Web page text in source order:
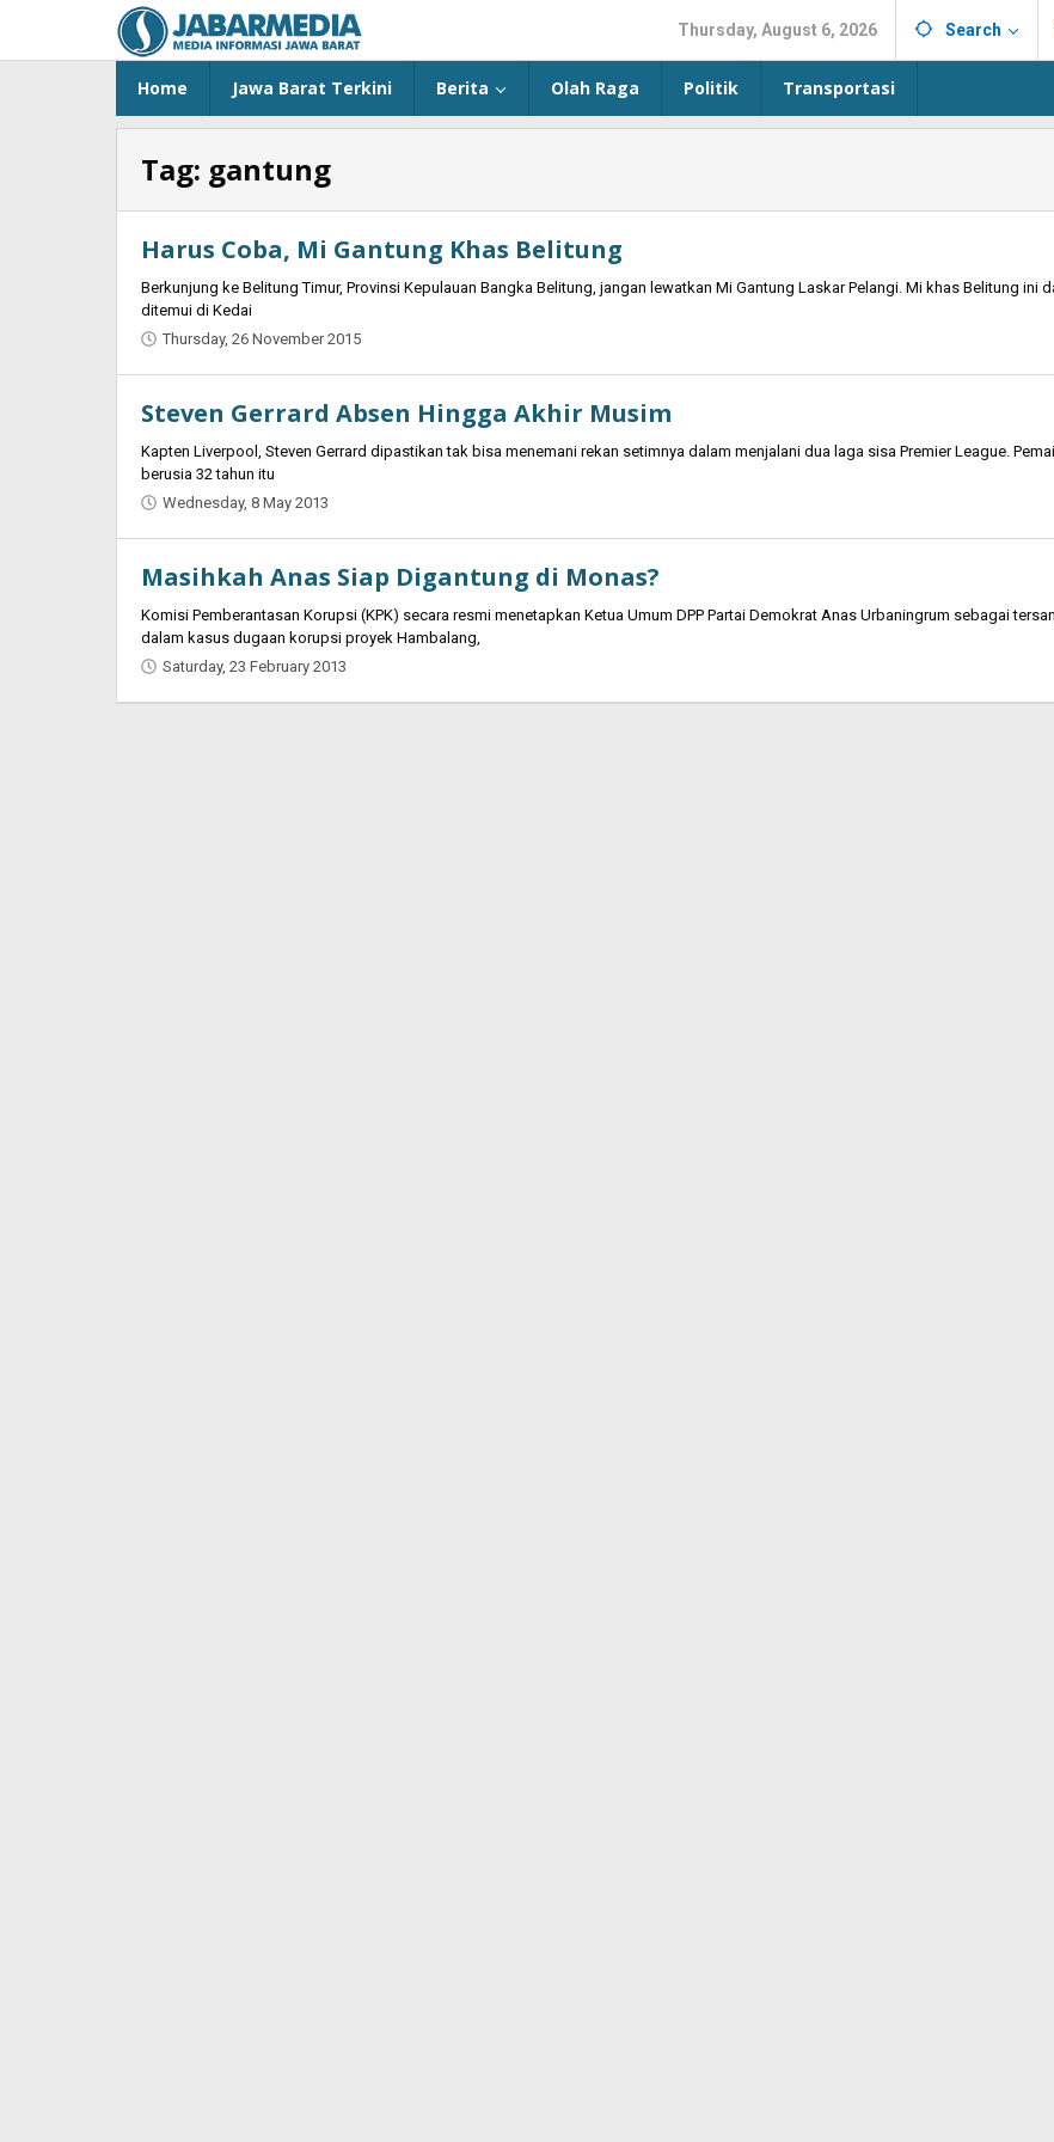
content
Thursday, August 6, 2026 Search
Home Jawa Barat Terkini Berita Olah Raga Politik Transportasi
Tag: gantung
Harus Coba, Mi Gantung Khas Belitung
Berkunjung ke Belitung Timur, Provinsi Kepulauan Bangka Belitung, jangan lewatkan Mi Gantung Laskar Pelangi. Mi khas Belitung ini
ditemui di Kedai
Thursday, 26 November 2015
Steven Gerrard Absen Hingga Akhir Musim
Kapten Liverpool, Steven Gerrard dipastikan tak bisa menemani rekan setimnya dalam menjalani dua laga sisa Premier League.
berusia 32 tahun itu
Wednesday, 8 May 2013
Masihkah Anas Siap Digantung di Monas?
Komisi Pemberantasan Korupsi (KPK) secara resmi menetapkan Ketua Umum DPP Partai Demokrat Anas Urbaningrum sebagai
dalam kasus dugaan korupsi proyek Hambalang,
Saturday, 23 February 2013